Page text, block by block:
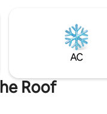
dan menciptakan
terlupakan.✨ 🚗 20 menit –
Forge 🚗 30 menit –
Taman Nasional Great
Masuk Belakang)
AC
Roof